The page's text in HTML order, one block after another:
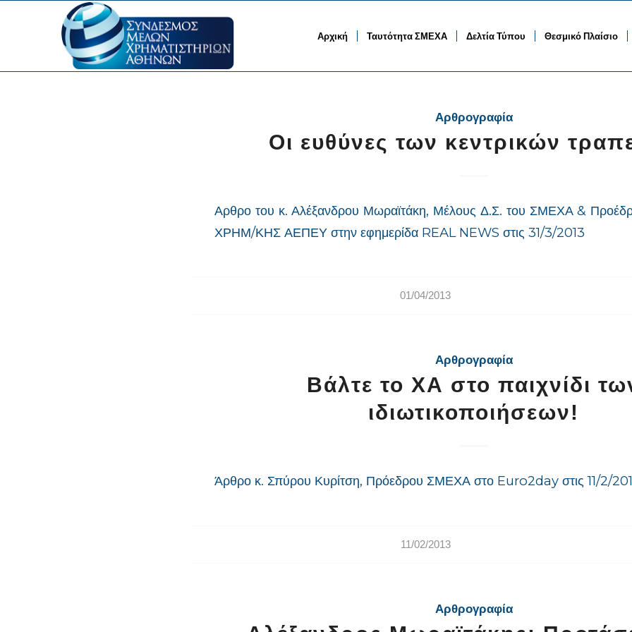
Αρχική Ταυτότητα ΣΜΕΧΑ Δελτία Τύπου Θεσμικό Πλαίσιο
Αρθρογραφία
Οι ευθύνες των κεντρικών
Αρθρο του κ. Αλέξανδρου Μωραϊτάκη, Μέλους Δ.Σ. του ΣΜΕΧΑ &
ΧΡΗΜ/ΚΗΣ ΑΕΠΕΥ στην εφημερίδα REAL NEWS στις 31/3/2013
01/04/2013
Αρθρογραφία
Βάλτε το ΧΑ στο παιχνίδι
ιδιωτικοποιήσεων!
Άρθρο κ. Σπύρου Κυρίτση, Πρόεδρου ΣΜΕΧΑ στο Euro2day στις 11/2/
11/02/2013
Αρθρογραφία